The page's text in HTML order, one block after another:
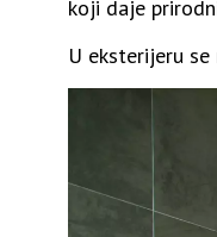
koji daje
U eksterijeru